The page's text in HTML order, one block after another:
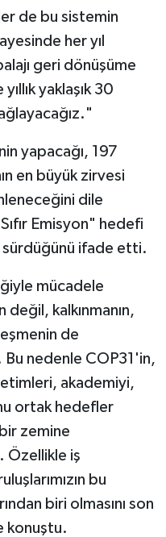
de bu sistemin
her yıl
geri dönüşüme
yaklaşık 30
yapacağı, 197
en büyük zirvesi
dile
Emisyon" hedefi
sürdüğünü ifade etti.
mücadele
değil, kalkınmanın,
de
Bu nedenle COP31'in,
akademiyi,
ortak hedefler
zemine
Özellikle iş
bu
biri olmasını son
konuştu.